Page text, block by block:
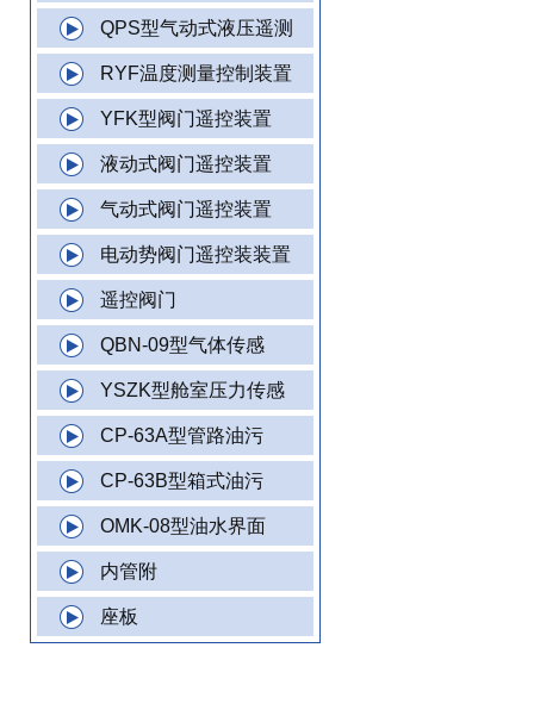
QPS型气动式液压遥测
RYF温度测量控制装置
YFK型阀门遥控装置
液动式阀门遥控装置
气动式阀门遥控装置
电动势阀门遥控装装置
遥控阀门
QBN-09型气体传感
YSZK型舱室压力传感
CP-63A型管路油污
CP-63B型箱式油污
OMK-08型油水界面
内管附
座板